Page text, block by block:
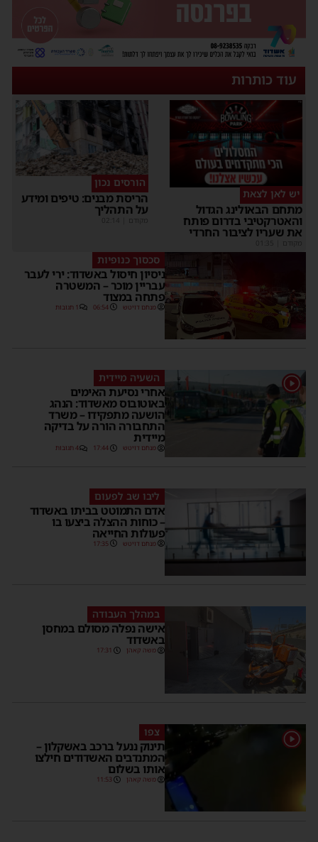
עוד כותרות
יש לאן לצאת
מתחם הבאולינג הגדול
והאטרקטיבי בדרום פותח
את שעריו לציבור החרדי
מקודם
הורסים נכון
הריסת מבנים: טיפים ומידע
על התהליך
מקודם
סכסוך כנופיות
ניסיון חיסול באשדוד: ירי לעבר
עבריין מוכר – המשטרה
פתחה במצוד
מנחם דויטש 06:54 1 תגובות
1 השעיה מיידית
אחרי נסיעת האימים
באוטובוס מאשדוד: הנהג
הושעה מתפקידו – משרד
התחבורה הורה על בדיקה
מיידית
מנחם דויטש 17:44 4 תגובות
ליבו שב לפעום
אדם התמוטט בביתו באשדוד
– כוחות ההצלה ביצעו בו
פעולות החייאה
מנחם דויטש 17:35
במהלך העבודה
אישה נפלה מסולם במחסן
באשדוד
משה קאהן 17:31
1 צפו
תינוק ננעל ברכב באשקלון –
המתנדבים האשדודים חילצו
אותו בשלום
משה קאהן 11:53